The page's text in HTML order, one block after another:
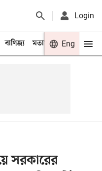
Login
বাণিজ্য মতামত খেলা
Eng
সরকারের